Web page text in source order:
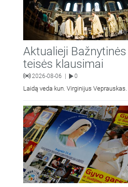
Aktualieji Bažnytinės
teisės klausimai
2026-08-06 0
Laidą veda kun. Virginijus Veprauskas.